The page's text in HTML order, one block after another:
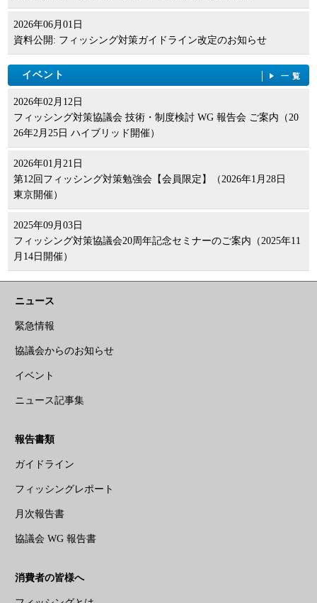
2026年06月01日
資料公開: フィッシング対策ガイドライン改定のお知らせ
イベント 一覧
2026年02月12日
フィッシング対策協議会 技術・制度検討 WG 報告会 ご案内（20
26年2月25日 ハイブリッド開催）
2026年01月21日
第12回フィッシング対策勉強会【会員限定】（2026年1月28日
東京開催）
2025年09月03日
フィッシング対策協議会20周年記念セミナーのご案内（2025年11
月14日開催）
ニュース
緊急情報
協議会からのお知らせ
イベント
ニュース記事集
報告書類
ガイドライン
フィッシングレポート
月次報告書
協議会 WG 報告書
消費者の皆様へ